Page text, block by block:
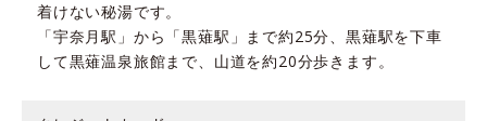
着けない秘湯です。
「宇奈月駅」から「黒薙駅」まで約25分、黒薙駅を下車
して黒薙温泉旅館まで、山道を約20分歩きます。